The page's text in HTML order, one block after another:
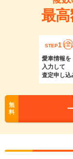
最
STEP1
愛車情報を
入力して
査定申し込
無
料